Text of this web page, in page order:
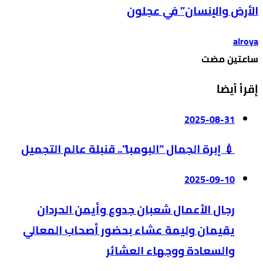
الأرض والإنسان” في عجلون
alroya
‫‫‫‏‫ساعتين مضت‬
إقرأ أيضا
2025-08-31
💉 إبرة الجمال “البومبا”.. قنبلة عالم التجميل
2025-09-10
رجال الأعمال شعبان جدوع وأيمن الحردان
يقيمان وليمة عشاء بحضور أصحاب المعالي
والسعادة ووجهاء العشائر